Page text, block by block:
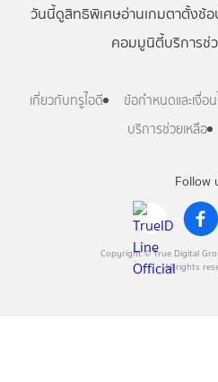
Follow
Copyright © True Digital
All rights
วันนี้ดูสิทธิพิเศษอ่านเกมตาตั้งช้
คอมมูนิตี้บริการช่
เกี่ยวกับทรูไอดี ข้อกำหนดและเงื่อน
บริการช่วยเหลือ